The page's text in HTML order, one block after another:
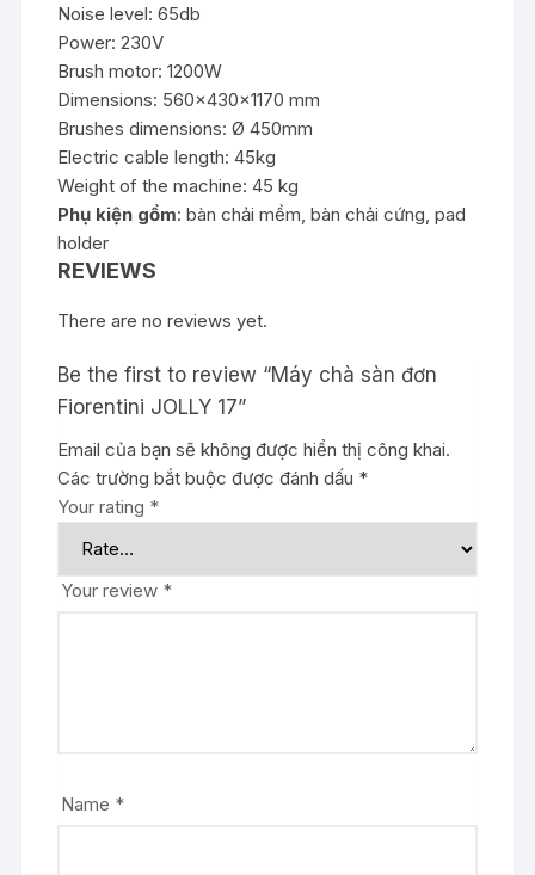
Noise level: 65db
Power: 230V
Brush motor: 1200W
Dimensions: 560x430x1170 mm
Brushes dimensions: Ø 450mm
Electric cable length: 45kg
Weight of the machine: 45 kg
Phụ kiện gồm: bàn chải mềm, bàn chải cứng, pad
holder
REVIEWS
There are no reviews yet.
Be the first to review “Máy chà sàn đơn
Fiorentini JOLLY 17”
Email của bạn sẽ không được hiển thị công khai.
Các trường bắt buộc được đánh dấu *
Your rating *
Your review *
Name *